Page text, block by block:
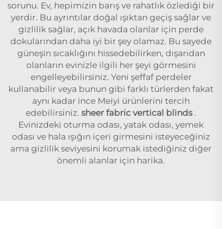
sorunu. Ev, hepimizin barış ve rahatlık özlediği bir
yerdir. Bu ayrıntılar doğal ışıktan geçiş sağlar ve
gizlilik sağlar, açık havada olanlar için perde
dokularından daha iyi bir şey olamaz. Bu sayede
güneşin sıcaklığını hissedebilirken, dışarıdan
olanların evinizle ilgili her şeyi görmesini
engelleyebilirsiniz. Yeni şeffaf perdeler
kullanabilir veya bunun gibi farklı türlerden fakat
aynı kadar ince Meiyi ürünlerini tercih
edebilirsiniz. sheer fabric vertical blinds .
Evinizdeki oturma odası, yatak odası, yemek
odası ve hala ışığın içeri girmesini isteyeceğiniz
ama gizlilik seviyesini korumak istediğiniz diğer
önemli alanlar için harika.